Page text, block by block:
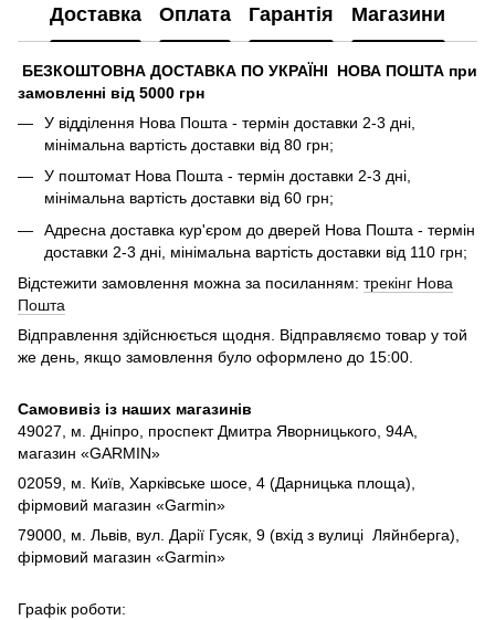
Доставка Оплата Гарантія Магазини
БЕЗКОШТОВНА ДОСТАВКА ПО УКРАЇНІ НОВА ПОШТА при
замовленні від 5000 грн
У відділення Нова Пошта - термін доставки 2-3 дні,
мінімальна вартість доставки від 80 грн;
У поштомат Нова Пошта - термін доставки 2-3 дні,
мінімальна вартість доставки від 60 грн;
Адресна доставка кур'єром до дверей Нова Пошта - термін
доставки 2-3 дні, мінімальна вартість доставки від 110 грн;
Відстежити замовлення можна за посиланням: трекінг Нова
Пошта
Відправлення здійснюється щодня. Відправляємо товар у той
же день, якщо замовлення було оформлено до 15:00.
Самовивіз із наших магазинів
49027, м. Дніпро, проспект Дмитра Яворницького, 94А,
магазин «GARMIN»
02059, м. Київ, Харківське шосе, 4 (Дарницька площа),
фірмовий магазин «Garmin»
79000, м. Львів, вул. Дарії Гусяк, 9 (вхід з вулиці Ляйнберга),
фірмовий магазин «Garmin»
Графік роботи: